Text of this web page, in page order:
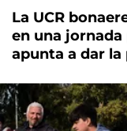
La UCR
en una
apunta a dar la